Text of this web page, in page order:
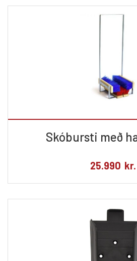
Skóbursti með
25.990 kr.